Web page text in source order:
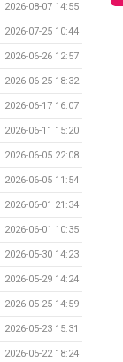
2026-08-07 14:55
2026-07-25 10:44
2026-06-26 12:57
2026-06-25 18:32
2026-06-17 16:07
2026-06-11 15:20
2026-06-05 22:08
2026-06-05 11:54
2026-06-01 21:34
2026-06-01 10:35
2026-05-30 14:23
2026-05-29 14:24
2026-05-25 14:59
2026-05-23 15:31
2026-05-22 18:24